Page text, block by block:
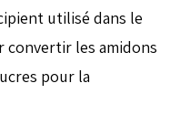
utilisé dans le
convertir les amidons
pour la